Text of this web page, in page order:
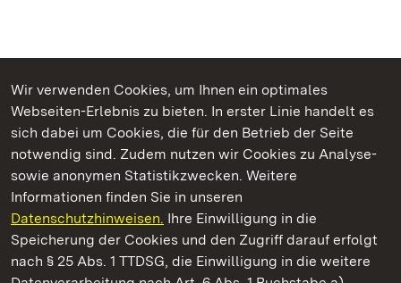
Wir verwenden Cookies, um Ihnen ein optimales
Webseiten-Erlebnis zu bieten. In erster Linie handelt es
sich dabei um Cookies, die für den Betrieb der Seite
notwendig sind. Zudem nutzen wir Cookies zu Analyse-
sowie anonymen Statistikzwecken. Weitere
Informationen finden Sie in unseren
Datenschutzhinweisen. Ihre Einwilligung in die
Speicherung der Cookies und den Zugriff darauf erfolgt
nach § 25 Abs. 1 TTDSG, die Einwilligung in die weitere
Kommen. Staunen. Genießen.
Staatliche Schlösser und Gärten Baden‑Württemberg
Staatliche Schlösser und Gärten Baden-Württemberg